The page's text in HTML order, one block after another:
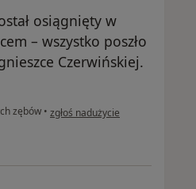
osiągnięty w
– wszystko poszło
Czerwińskiej.
zębów • w opinii użytkownika Ralf Thomalla
zgłoś nadużycie